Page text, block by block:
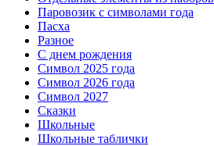
Паровозик с символами года
Пасха
Разное
С днем рождения
Символ 2025 года
Символ 2026 года
Символ 2027
Сказки
Школьные
Школьные таблички